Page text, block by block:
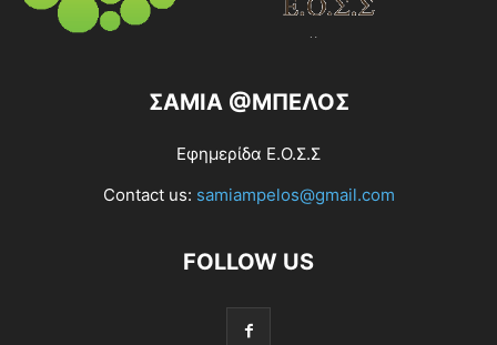
ΣΑΜΙΑ @ΜΠΕΛΟΣ
Εφημερίδα Ε.Ο.Σ.Σ
Contact us: samiampelos@gmail.com
FOLLOW US